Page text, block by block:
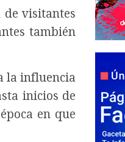
visitantes
también
la influencia
inicios de
en que